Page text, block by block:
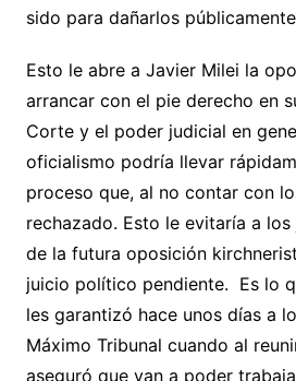
sido para dañarlos
Esto le abre a Javier Milei la
arrancar con el pie derecho en
Corte y el poder judicial en
oficialismo podría llevar
proceso que, al no contar con
rechazado. Esto le evitaría a
de la futura oposición
juicio político pendiente. Es lo
les garantizó hace unos días a
Máximo Tribunal cuando al
aseguró que van a poder